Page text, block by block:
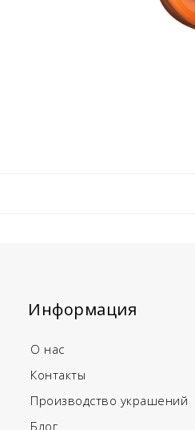
Информация
О нас
Контакты
Производство украшений
Блог